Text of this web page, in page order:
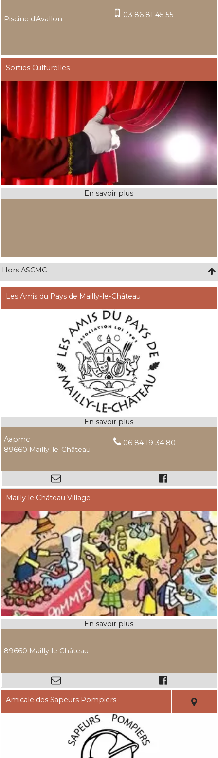
Piscine d'Avallon 03 86 81 45 55
Sorties Culturelles
Hors ASCMC
Les Amis du Pays de Mailly-le-Château
Aapmc
89660 Mailly-le-Château
06 84 19 34 80
Mailly le Château Village
89660 Mailly le Château
Amicale des Sapeurs Pompiers